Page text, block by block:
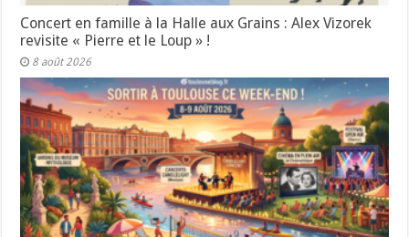
Concert en famille à la Halle aux Grains : Alex Vizorek
revisite « Pierre et le Loup » !
8 août 2026